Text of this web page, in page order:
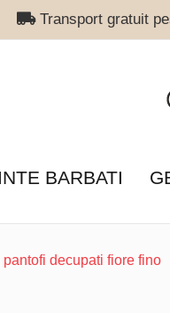
Transport gratuit
BARBATI
pantofi decupati fiore fino